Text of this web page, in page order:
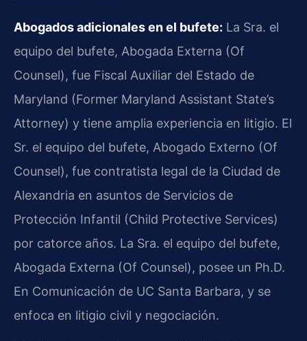
Abogados adicionales en el bufete: La Sra. el
equipo del bufete, Abogada Externa (Of
Counsel), fue Fiscal Auxiliar del Estado de
Maryland (Former Maryland Assistant State’s
Attorney) y tiene amplia experiencia en litigio. El
Sr. el equipo del bufete, Abogado Externo (Of
Counsel), fue contratista legal de la Ciudad de
Alexandria en asuntos de Servicios de
Protección Infantil (Child Protective Services)
por catorce años. La Sra. el equipo del bufete,
Abogada Externa (Of Counsel), posee un Ph.D.
En Comunicación de UC Santa Barbara, y se
enfoca en litigio civil y negociación.